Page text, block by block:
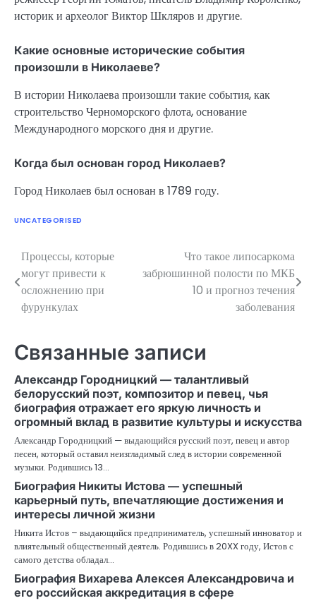
историк и археолог Виктор Шкляров и другие.
Какие основные исторические события
произошли в Николаеве?
В истории Николаева произошли такие события, как
строительство Черноморского флота, основание
Международного морского дня и другие.
Когда был основан город Николаев?
Город Николаев был основан в 1789 году.
UNCATEGORISED
Навигация
по
записям
Процессы, которые
могут привести к
осложнению при
фурункулах
Что такое липосаркома
забрюшинной полости по МКБ
10 и прогноз течения
заболевания
Связанные записи
Александр Городницкий — талантливый
белорусский поэт, композитор и певец, чья
биография отражает его яркую личность и
огромный вклад в развитие культуры и искусства
Александр Городницкий — выдающийся русский поэт, певец и автор
песен, который оставил неизгладимый след в истории современной
музыки. Родившись 13…
Биография Никиты Истова — успешный
карьерный путь, впечатляющие достижения и
интересы личной жизни
Никита Истов – выдающийся предприниматель, успешный инноватор и
влиятельный общественный деятель. Родившись в 20XX году, Истов с
самого детства обладал…
Биография Вихарева Алексея Александровича и
его российская аккредитация в сфере